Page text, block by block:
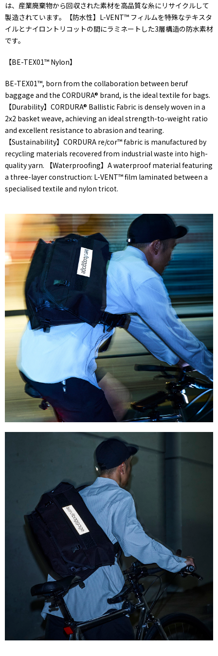
は、産業廃棄物から回収された素材を高品質な糸にリサイクルして
製造されています。【防水性】L-VENT™ フィルムを特殊なテキスタ
イルとナイロントリコットの間にラミネートした3層構造の防水素材
です。
【BE-TEX01™ Nylon】
BE-TEX01™, born from the collaboration between beruf
baggage and the CORDURA® brand, is the ideal textile for bags.
【Durability】CORDURA® Ballistic Fabric is densely woven in a
2x2 basket weave, achieving an ideal strength-to-weight ratio
and excellent resistance to abrasion and tearing.
【Sustainability】CORDURA re/cor™ fabric is manufactured by
recycling materials recovered from industrial waste into high-
quality yarn. 【Waterproofing】A waterproof material featuring
a three-layer construction: L-VENT™ film laminated between a
specialised textile and nylon tricot.